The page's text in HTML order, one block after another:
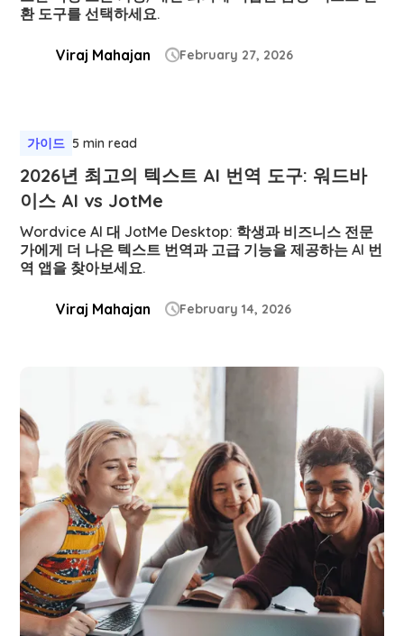
환 도구를 선택하세요.
Viraj Mahajan February 27, 2026
가이드 5 min read
2026년 최고의 텍스트 AI 번역 도구: 워드바
이스 AI vs JotMe
Wordvice AI 대 JotMe Desktop: 학생과 비즈니스 전문
가에게 더 나은 텍스트 번역과 고급 기능을 제공하는 AI 번
역 앱을 찾아보세요.
Viraj Mahajan February 14, 2026